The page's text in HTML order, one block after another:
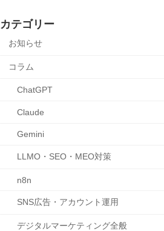
カテゴリー
お知らせ
コラム
ChatGPT
Claude
Gemini
LLMO・SEO・MEO対策
n8n
SNS広告・アカウント運用
デジタルマーケティング全般